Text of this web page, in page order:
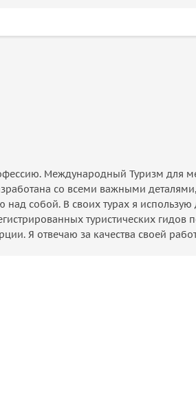
Международный Туризм для
со всеми важными
собой. В своих турах я использую
туристических гидов
Я отвечаю за качества своей